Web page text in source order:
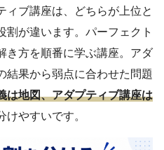
ィブ講座は、どちらが上位と
割が違います。パーフェクト
き方を順番に学ぶ講座。アダ
結果から弱点に合わせた問題
は地図、アダプティブ講座は
やすいです。